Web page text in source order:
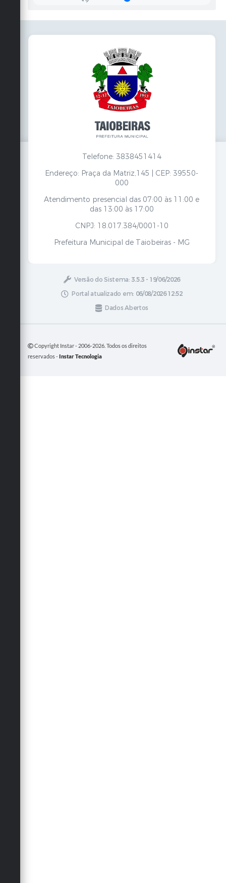
Telefone: 3838451414
Endereço: Praça da Matriz,145 | CEP: 39550-
000
Atendimento presencial das 07:00 às 11:00 e
das 13:00 às 17:00
CNPJ: 18.017.384/0001-10
Prefeitura Municipal de Taiobeiras - MG
Versão do Sistema: 3.5.3 - 19/06/2026
Portal atualizado em: 06/08/2026 12:52
Dados Abertos
Copyright Instar - 2006-2026. Todos os direitos
reservados -Instar Tecnologia